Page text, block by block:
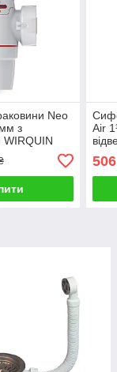
Neo
з
WIRQUIN
Air
506